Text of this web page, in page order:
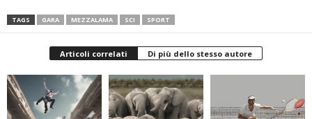
TAGS GARA MEZZALAMA SCI SPORT
Articoli correlati Di più dello stesso autore